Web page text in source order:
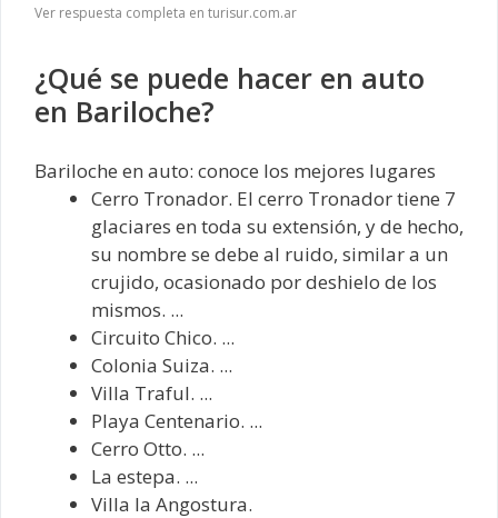
Ver respuesta completa en turisur.com.ar
¿Qué se puede hacer en auto
en Bariloche?
Bariloche en auto: conoce los mejores lugares
Cerro Tronador. El cerro Tronador tiene 7
glaciares en toda su extensión, y de hecho,
su nombre se debe al ruido, similar a un
crujido, ocasionado por deshielo de los
mismos. ...
Circuito Chico. ...
Colonia Suiza. ...
Villa Traful. ...
Playa Centenario. ...
Cerro Otto. ...
La estepa. ...
Villa la Angostura.